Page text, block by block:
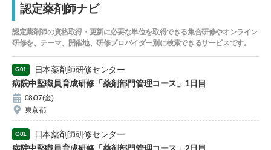
認定薬剤師ナビ
認定薬剤師の資格取得・更新に必要な単位を取得できる集合研修やオンライン
研修を、テーマ、開催地、研修プロバイダー別に検索できるサービスです。
G01
日本薬剤師研修センター
病院中堅職員育成研修「薬剤部門管理コース」1日目
08/07(金)
東京都
G01
日本薬剤師研修センター
病院中堅職員育成研修「薬剤部門管理コース」2日目